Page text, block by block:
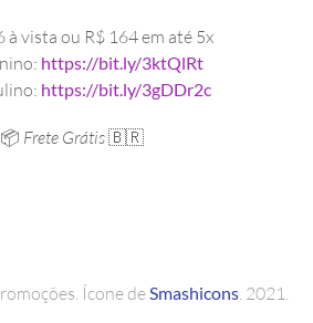
à vista ou R$ 164 em até 5x
https://bit.ly/3ktQlRt
https://bit.ly/3gDDr2c
📦 Frete Grátis🇧🇷
Ícone deSmashicons. 2021.